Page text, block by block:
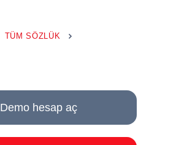
TÜM SÖZLÜK
Demo hesap aç